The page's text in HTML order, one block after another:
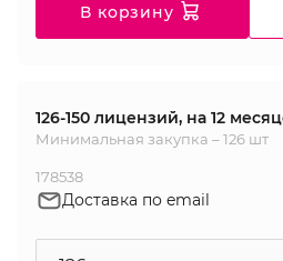
В корзину
126-150 лицензий, на 12
Минимальная закупка – 126 шт
178538
Доставка по email